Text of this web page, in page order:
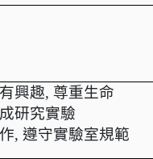
興趣, 尊重生命
研究實驗
, 遵守實驗室規範